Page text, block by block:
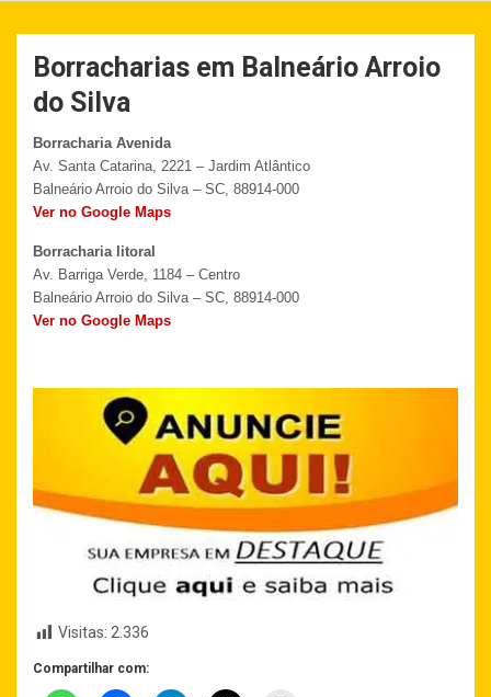
Borracharias em Balneário Arroio
do Silva
Borracharia Avenida
Av. Santa Catarina, 2221 – Jardim Atlântico
Balneário Arroio do Silva – SC, 88914-000
Ver no Google Maps
Borracharia litoral
Av. Barriga Verde, 1184 – Centro
Balneário Arroio do Silva – SC, 88914-000
Ver no Google Maps
Visitas: 2.336
Compartilhar com: